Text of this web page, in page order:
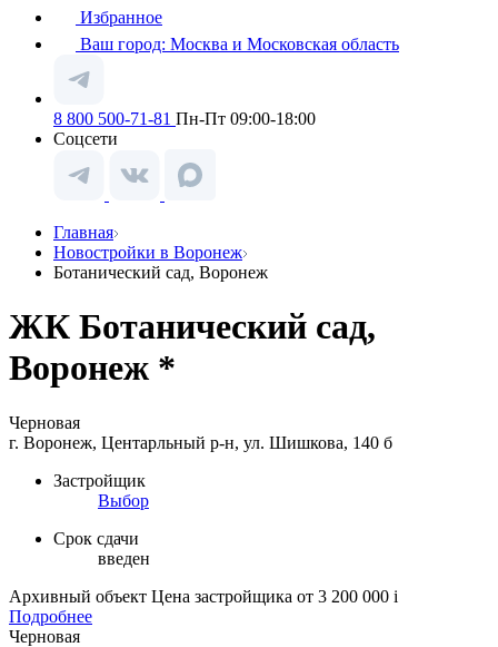
Избранное
Ваш город: Москва и Московская область
8 800 500-71-81 Пн-Пт 09:00-18:00
Соцсети
Главная
Новостройки в Воронеж
Ботанический сад, Воронеж
ЖК Ботанический сад,
Воронеж *
Черновая
г. Воронеж, Центарльный р-н, ул. Шишкова, 140 б
Застройщик
Выбор
Срок сдачи
введен
Архивный объект Цена застройщика от 3 200 000 i
Подробнее
Черновая